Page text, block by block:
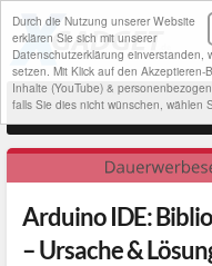
Durch die Nutzung unserer Website
erklären Sie sich mit unserer
Datenschutzerklärung
setzen. Mit Klick auf den
Inhalte (YouTube) &
falls Sie dies nicht wünschen, wählen
Arduino IDE:
– Ursache &